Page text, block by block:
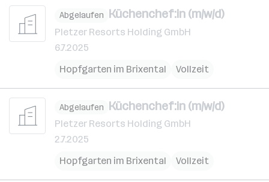
Abgelaufen Küchenchef:in (m/w/d)
Pletzer Resorts Holding GmbH
6.7.2025
Hopfgarten im Brixental
Vollzeit
Abgelaufen Küchenchef:in (m/w/d)
Pletzer Resorts Holding GmbH
2.7.2025
Hopfgarten im Brixental
Vollzeit